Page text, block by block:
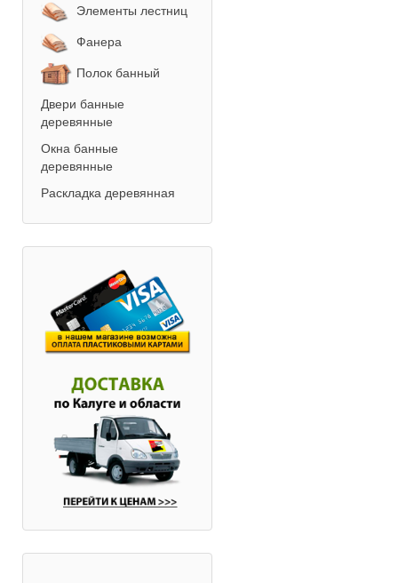
Элементы лестниц
Фанера
Полок банный
Двери банные
деревянные
Окна банные
деревянные
Раскладка деревянная